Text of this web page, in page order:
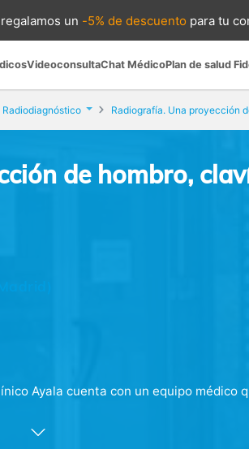
un -5% de descuento para tu
VideoconsultaChat MédicoPlan de salud
Radiodiagnóstico
de hombro,
Ayala cuenta con un equipo médico
de medicina familiar para tratar